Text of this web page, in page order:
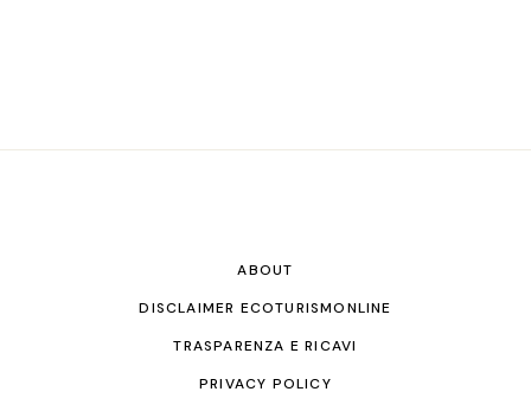
ABOUT
DISCLAIMER ECOTURISMONLINE
TRASPARENZA E RICAVI
PRIVACY POLICY